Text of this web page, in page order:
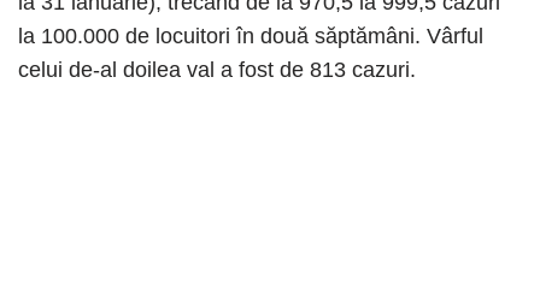
la 100.000 de locuitori în două săptămâni. Vârful
celui de-al doilea val a fost de 813 cazuri.